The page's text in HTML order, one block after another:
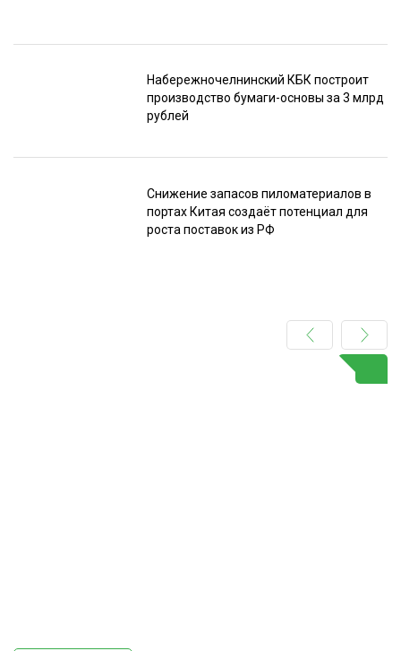
Набережночелнинский КБК построит
производство бумаги-основы за 3 млрд
рублей
Снижение запасов пиломатериалов в
портах Китая создаёт потенциал для
роста поставок из РФ